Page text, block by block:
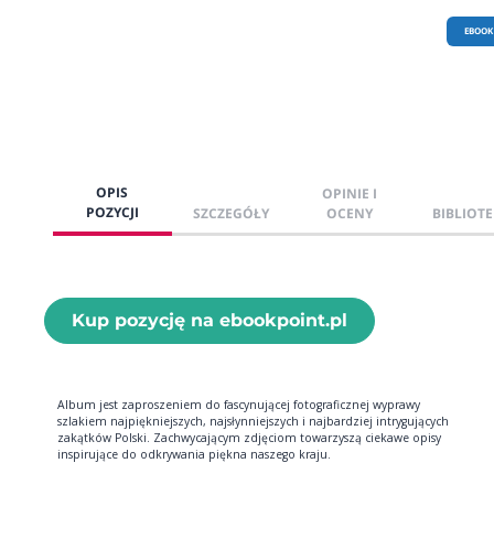
EBOOK
OPIS
POZYCJI
SZCZEGÓŁY
OPINIE I
OCENY
Kup pozycję na ebookpoint.pl
Album jest zaproszeniem do fascynującej fotograficznej wyprawy
szlakiem najpiękniejszych, najsłynniejszych i najbardziej intrygujących
zakątków Polski. Zachwycającym zdjęciom towarzyszą ciekawe opisy
inspirujące do odkrywania piękna naszego kraju.